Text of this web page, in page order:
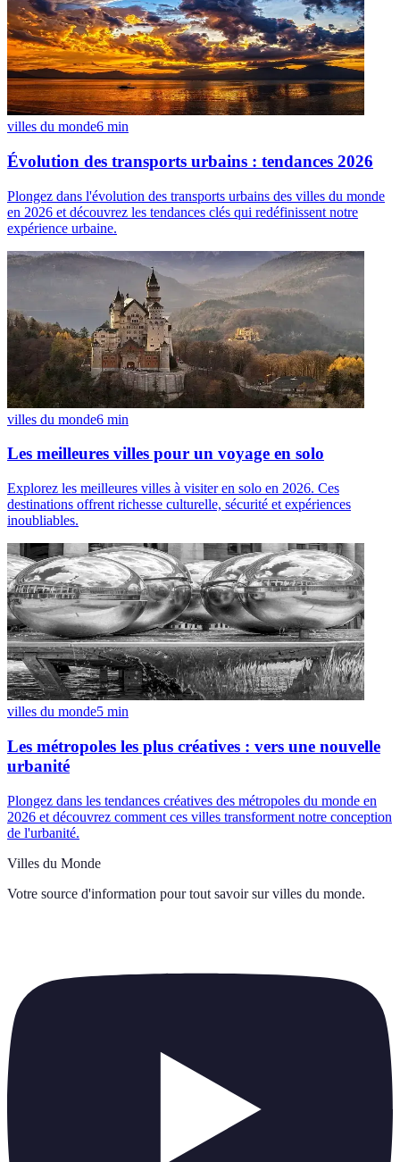
villes du monde6 min
Évolution des transports urbains : tendances 2026
Plongez dans l'évolution des transports urbains des villes du monde
en 2026 et découvrez les tendances clés qui redéfinissent notre
expérience urbaine.
villes du monde6 min
Les meilleures villes pour un voyage en solo
Explorez les meilleures villes à visiter en solo en 2026. Ces
destinations offrent richesse culturelle, sécurité et expériences
inoubliables.
villes du monde5 min
Les métropoles les plus créatives : vers une nouvelle
urbanité
Plongez dans les tendances créatives des métropoles du monde en
2026 et découvrez comment ces villes transforment notre conception
de l'urbanité.
Villes du Monde
Votre source d'information pour tout savoir sur villes du monde.